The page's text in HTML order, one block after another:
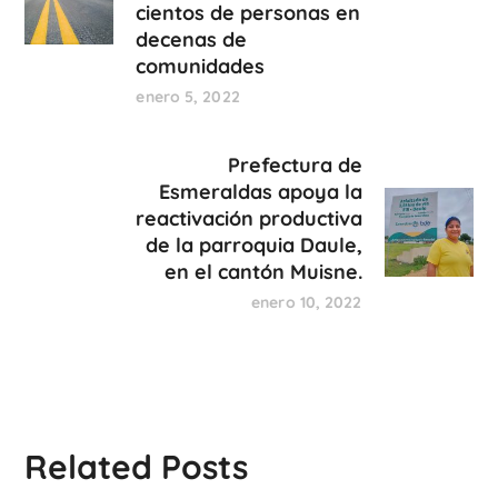
cientos de personas en
decenas de
comunidades
enero 5, 2022
Prefectura de
Esmeraldas apoya la
reactivación productiva
de la parroquia Daule,
en el cantón Muisne.
enero 10, 2022
Related Posts